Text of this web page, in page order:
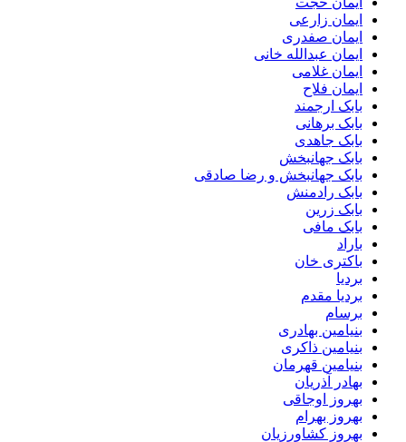
ایمان زارعی
ایمان صفدری
ایمان عبدالله خانی
ایمان غلامی
ایمان فلاح
بابک ارجمند
بابک برهانی
بابک جاهدی
بابک جهانبخش
بابک جهانبخش و رضا صادقی
بابک رادمنش
بابک زرین
بابک مافی
باراد
باکتری خان
بردیا
بردیا مقدم
برسام
بنیامین بهادری
بنیامین ذاکری
بنیامین قهرمان
بهادر آذریان
بهروز اوجاقی
بهروز بهرام
بهروز کشاورزیان